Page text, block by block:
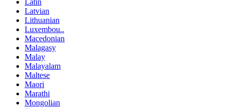
Latvian
Lithuanian
Luxembou..
Macedonian
Malagasy
Malay
Malayalam
Maltese
Maori
Marathi
Mongolian